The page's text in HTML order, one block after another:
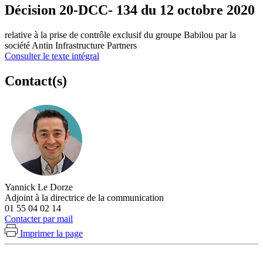
Décision 20-DCC- 134 du 12 octobre 2020
relative à la prise de contrôle exclusif du groupe Babilou par la
société Antin Infrastructure Partners
Consulter le texte intégral
Contact(s)
Yannick Le Dorze
Adjoint à la directrice de la communication
01 55 04 02 14
Contacter par mail
Imprimer la page